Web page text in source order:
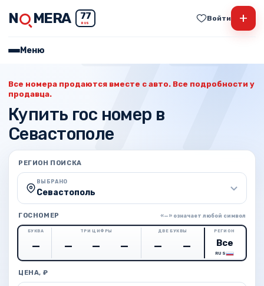
N MERA 77
RUS
Войти +
Меню
Все номера продаются вместе с авто. Все подробности у
продавца.
Купить гос номер в
Севастополе
РЕГИОН ПОИСКА
ВЫБРАНО
Севастополь
ГОСНОМЕР «—» означает любой символ
БУКВА ТРИ ЦИФРЫ ДВЕ БУКВЫ РЕГИОН
RUS
ЦЕНА, ₽